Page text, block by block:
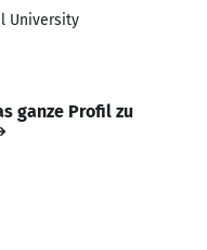
University
ganze Profil zu